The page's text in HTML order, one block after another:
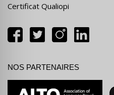
Certificat Qualiopi
NOS PARTENAIRES